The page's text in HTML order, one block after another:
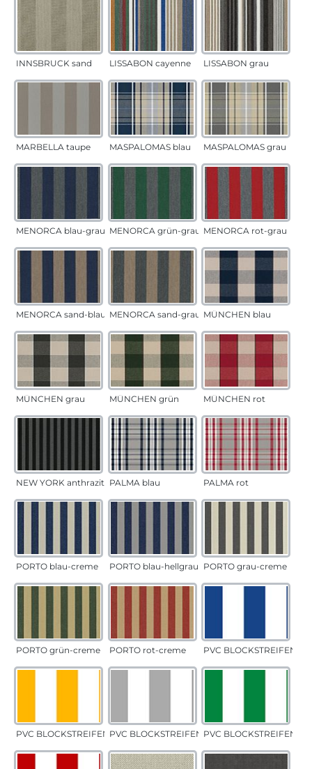
INNSBRUCK sand LISSABON cayenne LISSABON grau
MARBELLA taupe MASPALOMAS blau MASPALOMAS grau
MENORCA blau-grau MENORCA grün-grau MENORCA rot-grau
MENORCA sand-blau MENORCA sand-grau MÜNCHEN blau
MÜNCHEN grau MÜNCHEN grün MÜNCHEN rot
NEW YORK anthrazit PALMA blau PALMA rot
PORTO blau-creme PORTO blau-hellgrau PORTO grau-creme
PORTO grün-creme PORTO rot-creme PVC BLOCKSTREIFEN
PVC BLOCKSTREIFEN gelbPVC BLOCKSTREIFEN grauPVC BLOCKSTREIFEN